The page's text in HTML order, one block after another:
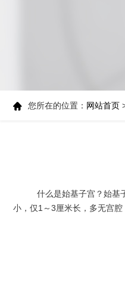
您所在的位置： 网站首页
什么是始基子宫？始基
小，仅1～3厘米长，多无宫